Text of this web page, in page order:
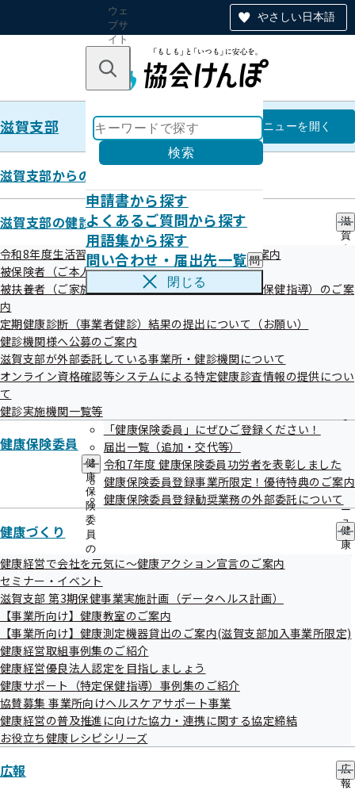
やさしい日本語
ウェ
ブサ
イト
のナ
ン
キーワードで探す
検索
申請書から探す
よくあるご質問から探す
用語集から探す
問い合わせ・届出先一覧 問
い
せ
・
出
先
の
サ
メ
ニ
ュ
ー
閉じる
滋賀支部 滋賀支部
メニューを開く
滋賀支部からのお知らせ
滋賀支部の健診・保健指導のご案内
滋
賀
健
導
案
サ
ブ
ニ
ュ
ー
令和8年度生活習慣病予防健診・特定健康診査のご案内
被保険者（ご本人）様の健診・保健指導のご案内
被扶養者（ご家族）様の健診・健康サポート（特定保健指導）のご案
内
定期健康診断（事業者健診）結果の提出について（お願い）
健診機関様へ公募のご案内
滋賀支部が外部委託している事業所・健診機関について
オンライン資格確認等システムによる特定健康診査情報の提供につい
て
健診実施機関一覧等
健康保険委員
健
康
保
険
委
員
の
サ
ブ
メ
ニ
ュ
ー
「健康保険委員」にぜひご登録ください！
届出一覧（追加・交代等）
令和7年度 健康保険委員功労者を表彰しました
健康保険委員登録事業所限定！優待特典のご案内
健康保険委員登録勧奨業務の外部委託について
健康づくり
健
康
ブ
健康経営で会社を元気に～健康アクション宣言のご案内
セミナー・イベント
滋賀支部 第3期保健事業実施計画（データヘルス計画）
【事業所向け】健康教室のご案内
【事業所向け】健康測定機器貸出のご案内(滋賀支部加入事業所限定)
健康経営取組事例集のご紹介
健康経営優良法人認定を目指しましょう
健康サポート（特定保健指導）事例集のご紹介
協賛募集 事業所向けヘルスケアサポート事業
健康経営の普及推進に向けた協力・連携に関する協定締結
お役立ち健康レシピシリーズ
広報
広
報
滋賀支部
令和08年度 生活習慣病予防健診
実施機関一覧（ご本人さま）
絞り込みメニュー
検索結果39件
1件 - 20件表示1件から20件目を表示しています
〇＝対応可 ×＝対応不可
健診実施機関情報
受付中
JCHO(ジェイコー)滋賀病院
住所
大津市富士見台16-1
電話番号 077-537-3101
健診項目は
大津市 健診受付中
大津赤十字病院
住所 大津市長等1-1-35
電話番号 077-522-5165
大津市 健診受付中
琵琶湖養育院病院
健診項目は